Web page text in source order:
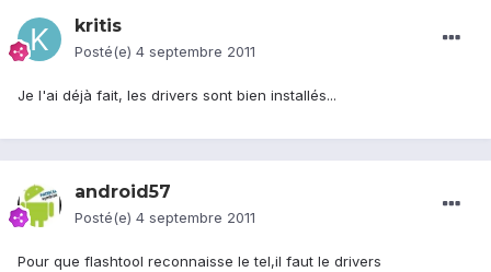
kritis
Posté(e) 4 septembre 2011
Je l'ai déjà fait, les drivers sont bien installés...
android57
Posté(e) 4 septembre 2011
Pour que flashtool reconnaisse le tel,il faut le drivers